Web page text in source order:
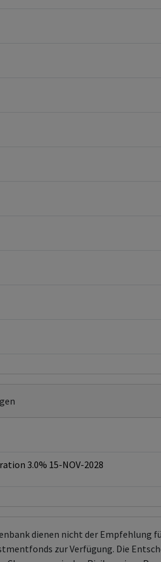
3.0% 15-NOV-2028
dienen nicht der
zur Verfügung. Die